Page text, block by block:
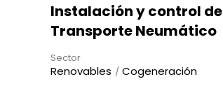
Instalación y control de
Transporte Neumático
Sector
Renovables Cogeneración